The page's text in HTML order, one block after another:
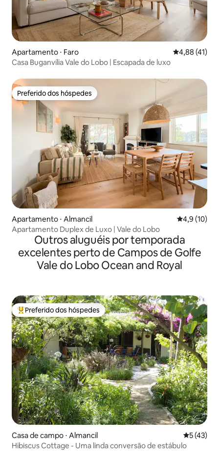
Apartamento ⋅ Faro 4,88 de uma
4,88 (41)
Casa Buganvília Vale do Lobo | Escapada de luxo
Preferido dos hóspedes
Preferido dos hóspedes
Apartamento ⋅ Almancil 4,9 de uma
4,9 (10)
Apartamento Duplex de Luxo | Vale do Lobo
Outros aluguéis por temporada
excelentes perto de Campos de Golfe
Vale do Lobo Ocean and Royal
Entre os melhores preferidos dos hóspedes
Preferido dos hóspedes
Casa de campo ⋅ Almancil 5 de uma
5 (43)
Hibiscus Cottage - Uma linda conversão de estábulo